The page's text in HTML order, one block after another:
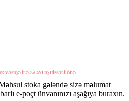
VƏSİQƏ İLƏ 2-6 AYLIQ HİSSƏLİ ÖDƏ
stoka gələndə sizə məlumat
e-poçt ünvanınızı aşağıya buraxın.